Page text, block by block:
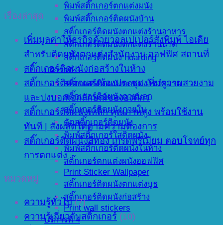
พิมพ์สติ๊กเกอร์ตกแต่งผนัง
พิมพ์สติ๊กเกอร์ติดผนังบ้าน
สติ๊กเกอร์ติดผนังตกแต่งร้านอาหาร
สติ๊กเกอร์ติดผนังตกแต่งร้านนวด
สติ๊กเกอร์ติดผนัง hoarding
บริการที่ 3
สติ๊กเกอร์ติดผนังตกแต่งโชว์รูมรถ
สติ๊กเกอร์ติดผนังภายนอก
สติ๊กเกอร์ติดผนังภายใน
ตัดสติ๊กเกอร์ติดผนัง
พิมพ์สติ๊กเกอร์ใสติดผนัง
พิมพ์สติ๊กเกอร์ติดผนังในห้าง
สติ๊กเกอร์ตกแต่งผนังออฟฟิศ
Print Sticker Wallpaper
สติ๊กเกอร์ติดผนังตกแต่งบูธ
สติ๊กเกอร์ติดผนังก่อสร้าง
Print wall stickers
บริการที่ 4
เรื่องล่าสุด
เพิ่มมูลค่าให้ธุรกิจด้วยวอลเปเปอร์สั่งพิมพ์ ไอเดีย
สำหรับติดผนังตกแต่งสำนักงาน ออฟฟิศ สถานที่
สติ๊กเกอร์ติดผนังก่อสร้างในห้าง
สติ๊กเกอร์ติดตกแต่งห้องประชุม เพิ่มความสวยงาม
และบ่งบอกเอกลักษณ์ขององค์กร
สติ๊กเกอร์ติดผนังเหล็ก คุณภาพสูง พร้อมใช้งาน
ทันที | สั่งผลิตได้ตามความต้องการ
สติ๊กเกอร์ติดผนังสีทอง เกรดพรีเมียม ตอบโจทย์ทุก
การตกแต่ง
หมวดหมู่
ความรู้ทั่วไป(7)
ความรู้เกี่ยวกับสติ๊กเกอร์ (10)